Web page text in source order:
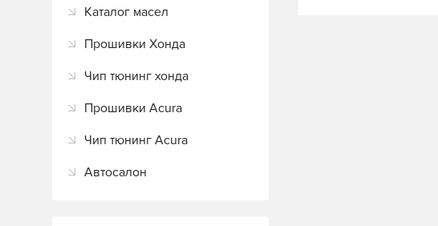
Каталог масел
Прошивки Хонда
Чип тюнинг хонда
Прошивки Acura
Чип тюнинг Acura
Автосалон